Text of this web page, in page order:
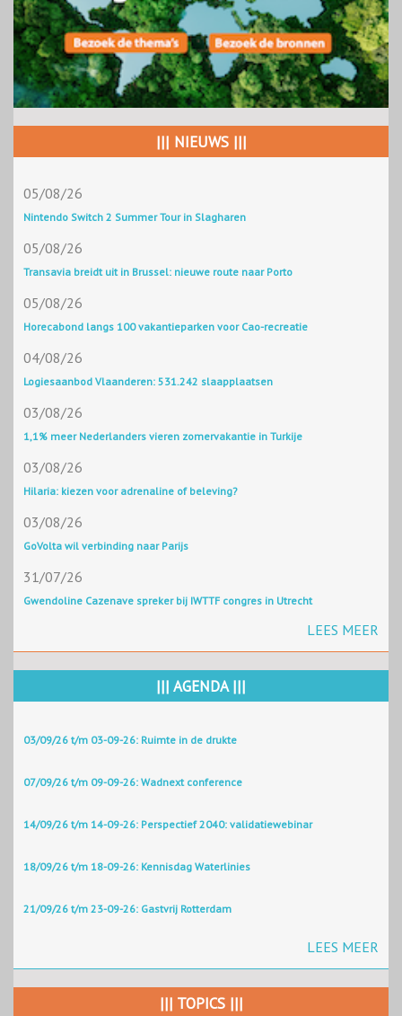
||| NIEUWS |||
05/08/26
Nintendo Switch 2 Summer Tour in Slagharen
05/08/26
Transavia breidt uit in Brussel: nieuwe route naar Porto
05/08/26
Horecabond langs 100 vakantieparken voor Cao-recreatie
04/08/26
Logiesaanbod Vlaanderen: 531.242 slaapplaatsen
03/08/26
1,1% meer Nederlanders vieren zomervakantie in Turkije
03/08/26
Hilaria: kiezen voor adrenaline of beleving?
03/08/26
GoVolta wil verbinding naar Parijs
31/07/26
Gwendoline Cazenave spreker bij IWTTF congres in Utrecht
LEES MEER
||| AGENDA |||
03/09/26 t/m 03-09-26: Ruimte in de drukte
07/09/26 t/m 09-09-26: Wadnext conference
14/09/26 t/m 14-09-26: Perspectief 2040: validatiewebinar
18/09/26 t/m 18-09-26: Kennisdag Waterlinies
21/09/26 t/m 23-09-26: Gastvrij Rotterdam
LEES MEER
||| TOPICS |||